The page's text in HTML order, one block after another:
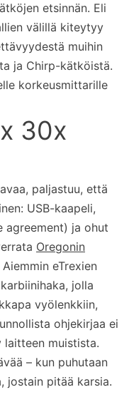
etsinnän. Eli
välillä kiteytyy
muihin
ja Chirp-kätköistä.
korkeusmittarille
30x
paljastuu, että
USB-kaapeli,
agreement) ja ohut
Oregonin
Aiemmin eTrexien
jolla
vyölenkkiin,
ohjekirjaa ei
muistista.
– kun puhutaan
jostain pitää karsia.